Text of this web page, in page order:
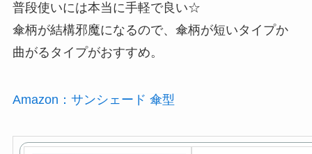
普段使いには本当に手軽で良い☆
傘柄が結構邪魔になるので、傘柄が短いタイプか
曲がるタイプがおすすめ。
Amazon：サンシェード 傘型